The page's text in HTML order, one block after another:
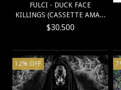
FULCI - DUCK FACE
KILLINGS (CASSETTE AMA...
$30.500
12% OFF 7